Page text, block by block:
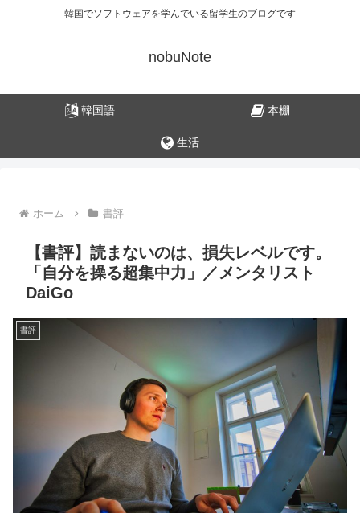
韓国でソフトウェアを学んでいる留学生のブログです
nobuNote
韓国語 本棚
生活
ホーム 書評
【書評】読まないのは、損失レベルです。
「自分を操る超集中力」／メンタリスト
DaiGo
書評